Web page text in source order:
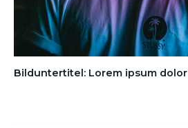
Bilduntertitel: Lorem ipsum dolor